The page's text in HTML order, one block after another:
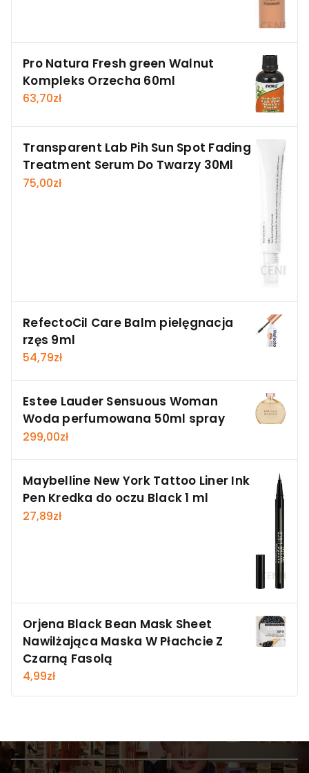
Pro Natura Fresh green Walnut
Kompleks Orzecha 60ml
63,70zł
Transparent Lab Pih Sun Spot Fading
Treatment Serum Do Twarzy 30Ml
75,00zł
RefectoCil Care Balm pielęgnacja
rzęs 9ml
54,79zł
Estee Lauder Sensuous Woman
Woda perfumowana 50ml spray
299,00zł
Maybelline New York Tattoo Liner Ink
Pen Kredka do oczu Black 1 ml
27,89zł
Orjena Black Bean Mask Sheet
Nawilżająca Maska W Płachcie Z
Czarną Fasolą
4,99zł